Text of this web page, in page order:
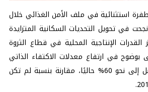
استثنائية في ملف الأمن الغذائي خلال
في تحويل التحديات السكانية المتزايدة
الإنتاجية المحلية في قطاع الثروة
بوضوح في ارتفاع معدلات الاكتفاء الذاتي
من اللحوم الحمراء لتصل إلى نحو 60% حاليًا، مقارنة بنسبة لم تكن